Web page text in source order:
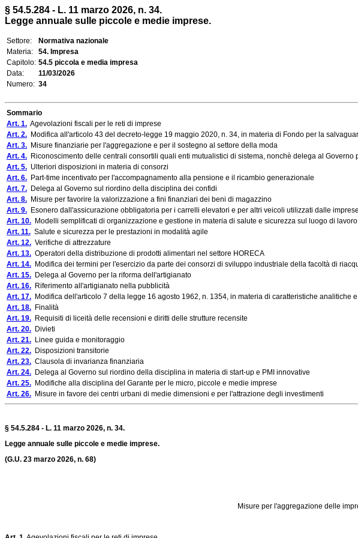
§ 54.5.284 - L. 11 marzo 2026, n. 34.
Legge annuale sulle piccole e medie imprese.
Settore:
Normativa nazionale
Materia:
54. Impresa
Capitolo: 54.5 piccola e media impresa
Data:
11/03/2026
Numero: 34
Sommario
Art. 1. Agevolazioni fiscali per le reti di imprese
Art. 2. Modifica all'articolo 43 del decreto-legge 19 maggio 2020, n. 34, in materia di Fondo per la
Art. 3. Misure finanziarie per l'aggregazione e per il sostegno al settore della moda
Art. 4. Riconoscimento delle centrali consortili quali enti mutualistici di sistema, nonchè delega al Governo
Art. 5. Ulteriori disposizioni in materia di consorzi
Art. 6. Part-time incentivato per l'accompagnamento alla pensione e il ricambio generazionale
Art. 7. Delega al Governo sul riordino della disciplina dei confidi
Art. 8. Misure per favorire la valorizzazione a fini finanziari dei beni di magazzino
Art. 9. Esonero dall'assicurazione obbligatoria per i carrelli elevatori e per altri veicoli utilizzati dalle
Art. 10. Modelli semplificati di organizzazione e gestione in materia di salute e sicurezza sul luogo di
Art. 11. Salute e sicurezza per le prestazioni in modalità agile
Art. 12. Verifiche di attrezzature
Art. 13. Operatori della distribuzione di prodotti alimentari nel settore HORECA
Art. 14. Modifica dei termini per l'esercizio da parte dei consorzi di sviluppo industriale della facoltà di
Art. 15. Delega al Governo per la riforma dell'artigianato
Art. 16. Riferimento all'artigianato nella pubblicità
Art. 17. Modifica dell'articolo 7 della legge 16 agosto 1962, n. 1354, in materia di caratteristiche analitiche
Art. 18. Finalità
Art. 19. Requisiti di liceità delle recensioni e diritti delle strutture recensite
Art. 20. Divieti
Art. 21. Linee guida e monitoraggio
Art. 22. Disposizioni transitorie
Art. 23. Clausola di invarianza finanziaria
Art. 24. Delega al Governo sul riordino della disciplina in materia di start-up e PMI innovative
Art. 25. Modifiche alla disciplina del Garante per le micro, piccole e medie imprese
Art. 26. Misure in favore dei centri urbani di medie dimensioni e per l'attrazione degli investimenti
§ 54.5.284 - L. 11 marzo 2026, n. 34.
Legge annuale sulle piccole e medie imprese.
(G.U. 23 marzo 2026, n. 68)
Misure per l'aggregazione delle